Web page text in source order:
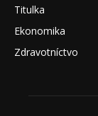
Titulka
Ekonomika
Zdravotníctvo